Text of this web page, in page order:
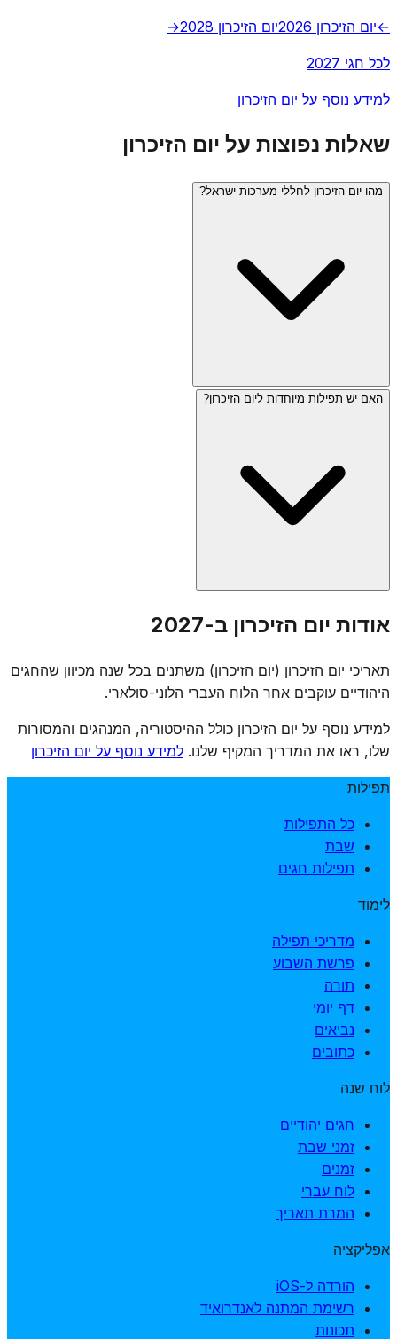
←יום הזיכרון 2026 יום הזיכרון 2028 →
לכל חגי 2027
למידע נוסף על יום הזיכרון
שאלות נפוצות על יום הזיכרון
מהו יום הזיכרון לחללי מערכות ישראל?
צפירה נוספת בת שתי דקות, מתקיימים טקסים בבתי עלמין
צבאיים, ואתרי בידור סגורים.
האם יש תפילות מיוחדות ליום הזיכרון?
אין נוסח תפילה רשמי קבוע ליום הזיכרון, אך קהילות רבות
מקיימות טקסי זיכרון הכוללים אמירת תהילים, "אל מלא רחמים",
קדיש, והדלקת נרות נשמה. חלק מבתי הכנסת מוסיפים תפילות
מיוחדות לזכר החללים בתפילת שחרית ומנחה.
אודות יום הזיכרון ב-2027
תאריכי יום הזיכרון (יום הזיכרון) משתנים בכל שנה מכיוון שהחגים
היהודיים עוקבים אחר הלוח העברי הלוני-סולארי.
למידע נוסף על יום הזיכרון כולל ההיסטוריה, המנהגים והמסורות
שלו, ראו את המדריך המקיף שלנו. למידע נוסף על יום הזיכרון
תפילות
כל התפילות
שבת
תפילות חגים
לימוד
מדריכי תפילה
פרשת השבוע
תורה
דף יומי
נביאים
כתובים
לוח שנה
חגים יהודיים
זמני שבת
זמנים
לוח עברי
המרת תאריך
אפליקציה
הורדה ל-iOS
רשימת המתנה לאנדרואיד
תכונות